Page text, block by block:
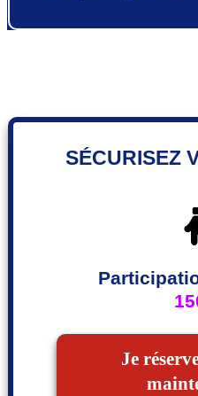
SÉCURISEZ
Je